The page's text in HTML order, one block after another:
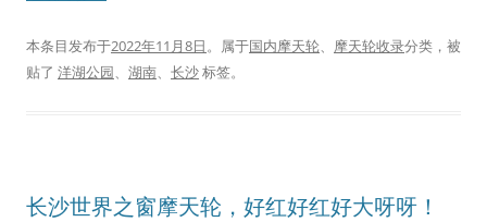
本条目发布于2022年11月8日。属于国内摩天轮、 摩天轮收录分类，被
贴了 洋湖公园、 湖南、 长沙标签。
长沙世界之窗摩天轮，好红好红好大呀呀！